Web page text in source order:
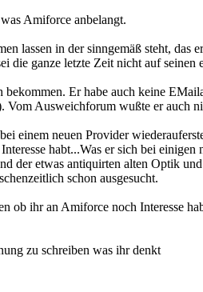
Amiforce anbelangt.
lassen in der sinngemäß steht, das
die ganze letzte Zeit nicht auf seinen
bekommen. Er habe auch keine
Vom Ausweichforum wußte er auch
einem neuen Provider
habt...Was er sich bei
der etwas antiquirten alten Optik
schon ausgesucht.
ob ihr an Amiforce noch Interesse
zu schreiben was ihr denkt